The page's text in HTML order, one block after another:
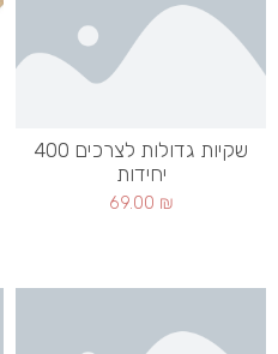
שקיות גדולות לצרכים 400
יחידות
69.00 ₪